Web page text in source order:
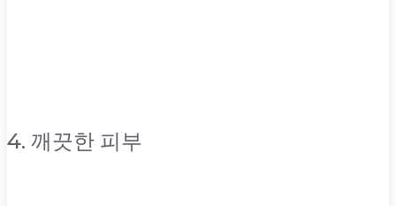
4. 깨끗한 피부